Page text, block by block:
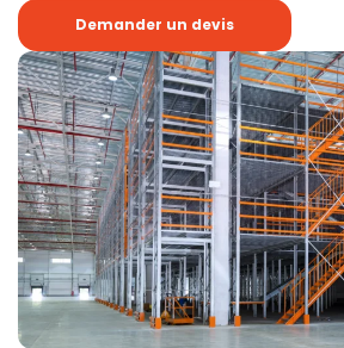
Demander un devis